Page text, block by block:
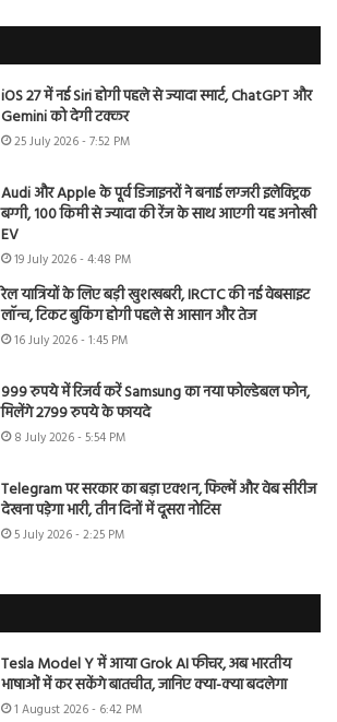
iOS 27 में नई Siri होगी पहले से ज्यादा स्मार्ट, ChatGPT और
Gemini को देगी टक्कर
25 July 2026 - 7:52 PM
Audi और Apple के पूर्व डिजाइनरों ने बनाई लग्जरी इलेक्ट्रिक
बग्गी, 100 किमी से ज्यादा की रेंज के साथ आएगी यह अनोखी
EV
19 July 2026 - 4:48 PM
रेल यात्रियों के लिए बड़ी खुशखबरी, IRCTC की नई वेबसाइट
लॉन्च, टिकट बुकिंग होगी पहले से आसान और तेज
16 July 2026 - 1:45 PM
999 रुपये में रिजर्व करें Samsung का नया फोल्डेबल फोन,
मिलेंगे 2799 रुपये के फायदे
8 July 2026 - 5:54 PM
Telegram पर सरकार का बड़ा एक्शन, फिल्में और वेब सीरीज
देखना पड़ेगा भारी, तीन दिनों में दूसरा नोटिस
5 July 2026 - 2:25 PM
Tesla Model Y में आया Grok AI फीचर, अब भारतीय
भाषाओं में कर सकेंगे बातचीत, जानिए क्या-क्या बदलेगा
1 August 2026 - 6:42 PM